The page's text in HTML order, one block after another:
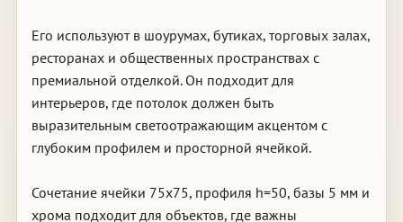
Его используют в шоурумах, бутиках, торговых залах,
ресторанах и общественных пространствах с
премиальной отделкой. Он подходит для
интерьеров, где потолок должен быть
выразительным светоотражающим акцентом с
глубоким профилем и просторной ячейкой.
Сочетание ячейки 75х75, профиля h=50, базы 5 мм и
хрома подходит для объектов, где важны